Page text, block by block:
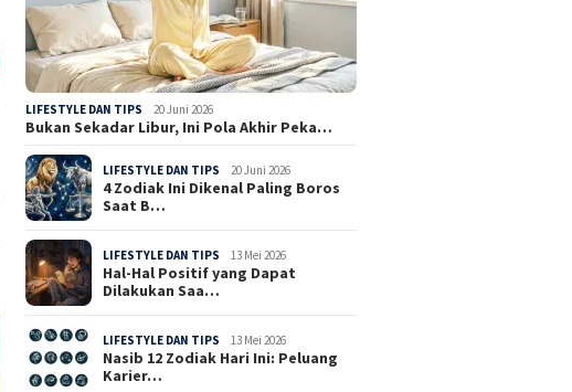
LIFESTYLE DAN TIPS 20 Juni 2026
Bukan Sekadar Libur, Ini Pola Akhir Peka…
LIFESTYLE DAN TIPS 20 Juni 2026
4 Zodiak Ini Dikenal Paling Boros
Saat B…
LIFESTYLE DAN TIPS 13 Mei 2026
Hal-Hal Positif yang Dapat
Dilakukan Saa…
LIFESTYLE DAN TIPS 13 Mei 2026
Nasib 12 Zodiak Hari Ini: Peluang
Karier…